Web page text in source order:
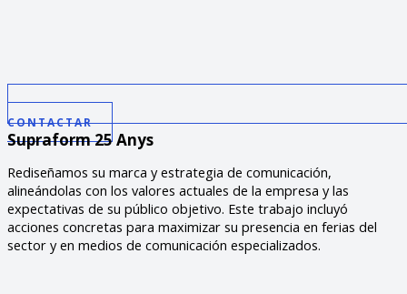
CONTACTAR
Supraform 25 Anys
Rediseñamos su marca y estrategia de comunicación,
alineándolas con los valores actuales de la empresa y las
expectativas de su público objetivo. Este trabajo incluyó
acciones concretas para maximizar su presencia en ferias del
sector y en medios de comunicación especializados.